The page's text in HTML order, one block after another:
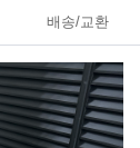
배송/교환